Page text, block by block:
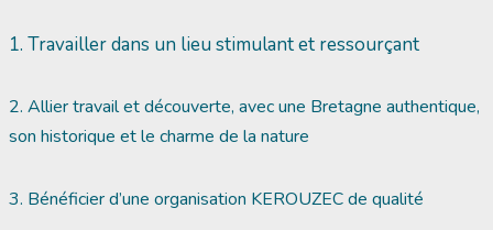
1. Travailler dans un lieu stimulant et ressourçant
2. Allier travail et découverte, avec une Bretagne authentique,
son historique et le charme de la nature
3. Bénéficier d’une organisation KEROUZEC de qualité